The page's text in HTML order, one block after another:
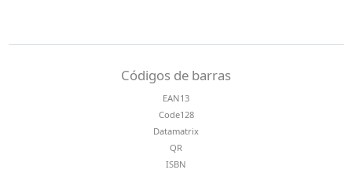
Códigos de barras
EAN13
Code128
Datamatrix
QR
ISBN